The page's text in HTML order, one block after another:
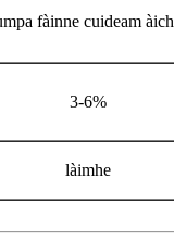
fàinne cuideam
3-6%
làimhe